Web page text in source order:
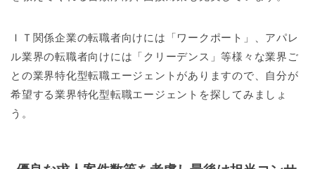
ＩＴ関係企業の転職者向けには「ワークポート」、アパレ
ル業界の転職者向けには「クリーデンス」等様々な業界ご
との業界特化型転職エージェントがありますので、自分が
希望する業界特化型転職エージェントを探してみましょ
う。